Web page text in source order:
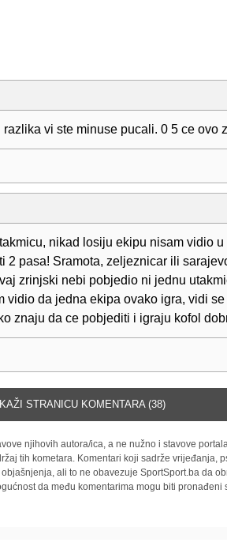
vi ste minuse pucali. 0 5 ce ovo
nikad losiju ekipu nisam vidio
2 pasa! Sramota, zeljeznicar ili
zrinjski nebi pobjedio ni jednu
vidio da jedna ekipa ovako igra, vidi se
znaju da ce pobjediti i igraju kofol
STRANICU KOMENTARA (38)
njihovih autora/ica, a ne nužno i stavove
tih kometara. Komentari koji sadrže vrijeđanja,
ali to ne obavezuje SportSport.ba da
da među komentarima mogu biti pronađeni